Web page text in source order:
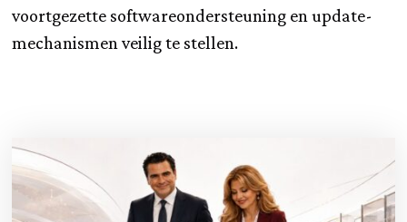
voortgezette softwareondersteuning en update-
mechanismen veilig te stellen.